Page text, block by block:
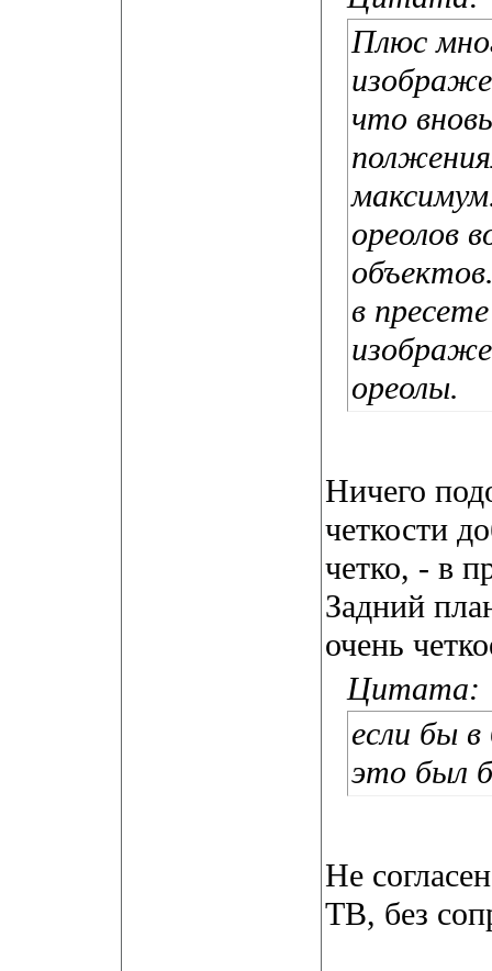
Плюс
что
ореолов
в
ореолы.
Ничего
четкости
четко, - в
Задний
очень
Цитата:
если бы
это был
Не
ТВ, без